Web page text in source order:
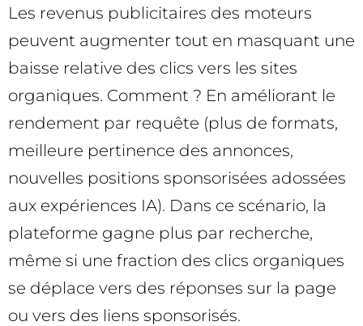
Les revenus publicitaires des moteurs
peuvent augmenter tout en masquant une
baisse relative des clics vers les sites
organiques. Comment ? En améliorant le
rendement par requête (plus de formats,
meilleure pertinence des annonces,
nouvelles positions sponsorisées adossées
aux expériences IA). Dans ce scénario, la
plateforme gagne plus par recherche,
même si une fraction des clics organiques
se déplace vers des réponses sur la page
ou vers des liens sponsorisés.